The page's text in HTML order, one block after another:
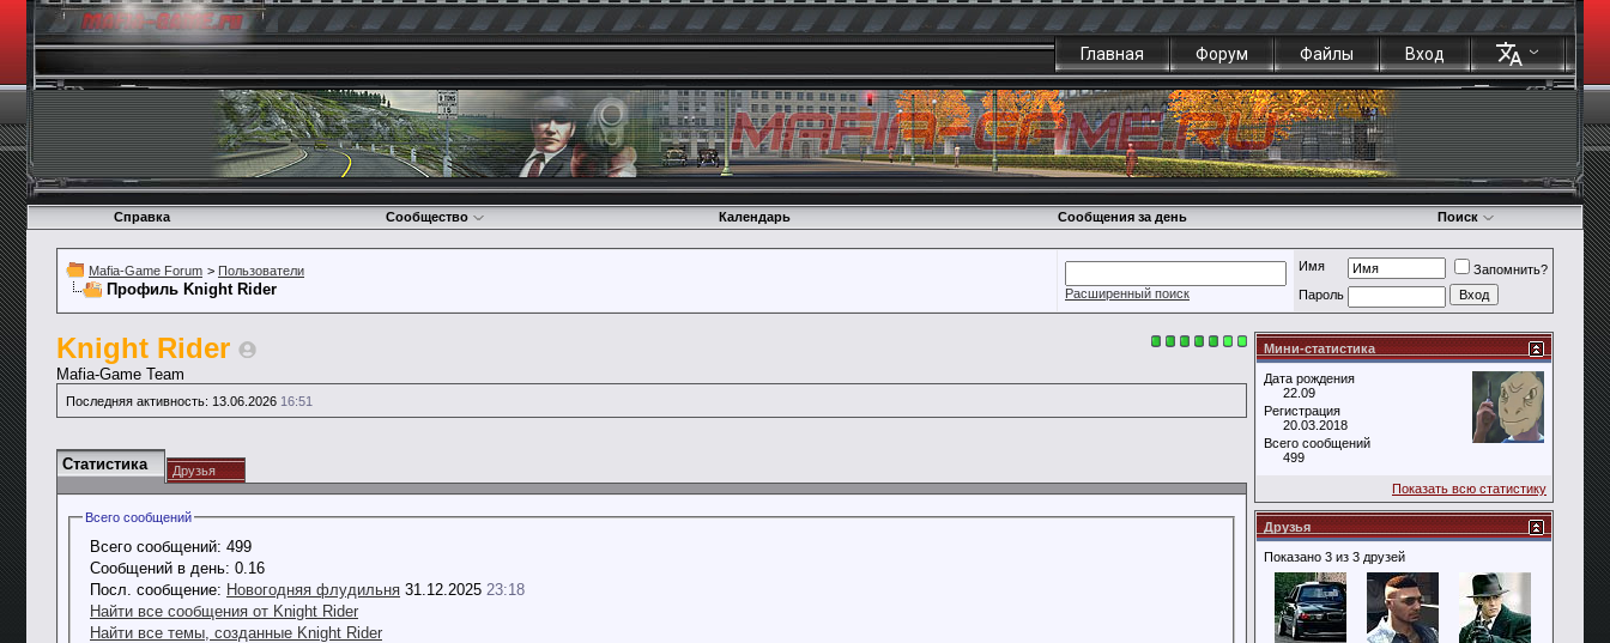
Главная Форум Файлы Вход
Справка Сообщество Календарь Сообщения за день Поиск
Mafia-Game Forum > Пользователи
Профиль Knight Rider Расширенный поиск
Имя
Запомнить?
Пароль
Knight Rider
Mafia-Game Team
Последняя активность: 13.06.2026 16:51
Статистика Друзья
Всего сообщений
Всего сообщений: 499
Сообщений в день: 0.16
Посл. сообщение: Новогодняя флудильня 31.12.2025 23:18
Найти все сообщения от Knight Rider
Найти все темы, созданные Knight Rider
Мини-статистика
Дата рождения
22.09
Регистрация
20.03.2018
Всего сообщений
499
Показать всю статистику
Друзья
Показано 3 из 3 друзей